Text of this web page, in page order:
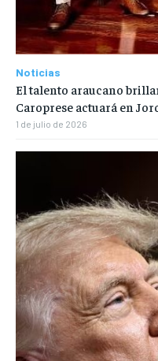
Noticias
El talento araucano
Caroprese actuará en
1 de julio de 2026